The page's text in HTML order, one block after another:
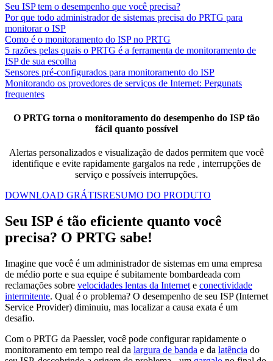
Seu ISP tem o desempenho que você precisa?
Por que todo administrador de sistemas precisa do PRTG para
monitorar o ISP
Como é o monitoramento do ISP no PRTG
5 razões pelas quais o PRTG é a ferramenta de monitoramento de
ISP de sua escolha
Sensores pré-configurados para monitoramento do ISP
Monitorando os provedores de serviços de Internet: Pergunats
frequentes
O PRTG torna o monitoramento do desempenho do ISP tão
fácil quanto possível
Alertas personalizados e visualização de dados permitem que você
identifique e evite rapidamente gargalos na rede , interrupções de
serviço e possíveis interrupções.
DOWNLOAD GRÁTISRESUMO DO PRODUTO
Seu ISP é tão eficiente quanto você
precisa? O PRTG sabe!
Imagine que você é um administrador de sistemas em uma empresa
de médio porte e sua equipe é subitamente bombardeada com
reclamações sobre velocidades lentas da Internet e conectividade
intermitente. Qual é o problema? O desempenho de seu ISP (Internet
Service Provider) diminuiu, mas localizar a causa exata é um
desafio.
Com o PRTG da Paessler, você pode configurar rapidamente o
monitoramento em tempo real da largura de banda e da latência do